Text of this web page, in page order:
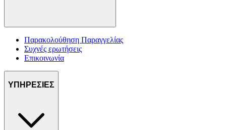
Παρακολούθηση Παραγγελίας
Συχνές ερωτήσεις
Επικοινωνία
ΥΠΗΡΕΣΙΕΣ